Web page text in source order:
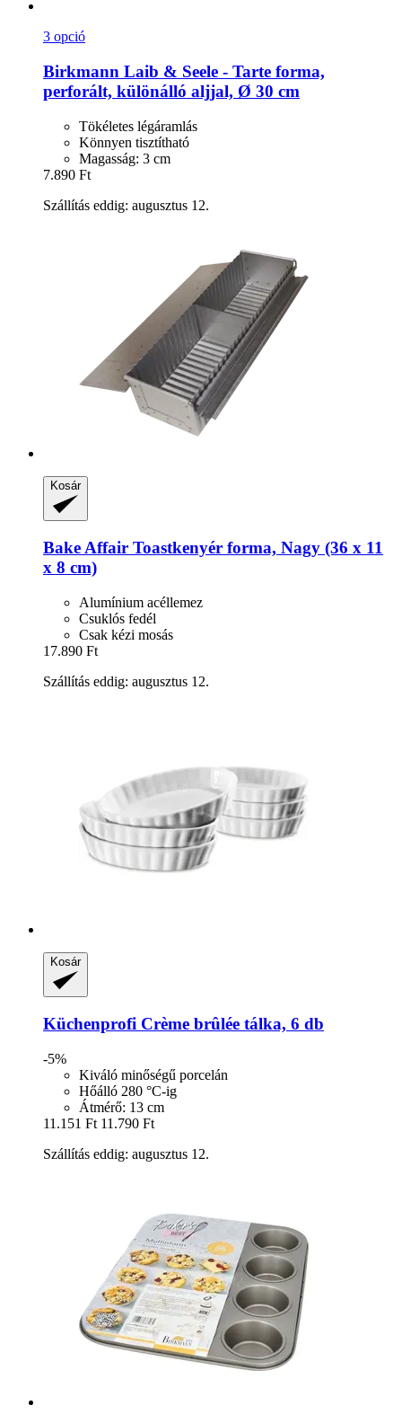
3 opció
Birkmann Laib & Seele -​ Tarte forma,
perforált, különálló aljjal, Ø 30 cm
Tökéletes légáramlás
Könnyen tisztítható
Magasság: 3 cm
7.890 Ft
Szállítás eddig: augusztus 12.
Kosár
Bake Affair Toastkenyér forma, Nagy (36 x 11
x 8 cm)
Alumínium acéllemez
Csuklós fedél
Csak kézi mosás
17.890 Ft
Szállítás eddig: augusztus 12.
Kosár
Küchenprofi Crème brûlée tálka, 6 db
-5%
Kiváló minőségű porcelán
Hőálló 280 °C-ig
Átmérő: 13 cm
11.151 Ft 11.790 Ft
Szállítás eddig: augusztus 12.